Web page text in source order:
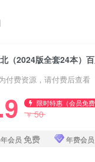
（2024版全套24本）
付费资源，请付费后查看
限时特惠（会员免费
￥50
会员 免费 年费会员